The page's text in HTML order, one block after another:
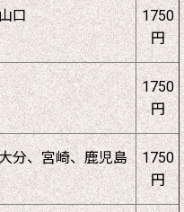
口
1750
円
1750
円
分、宮崎、鹿児島
1750
円